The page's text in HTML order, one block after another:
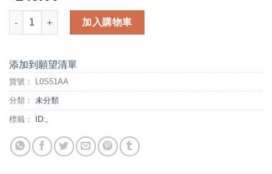
HP 955 Cyan Original Ink Cartridge (L0S51AA) 數量
加入購物車
添加到願望清單
貨號： L0S51AA
分類： 未分類
標籤： ID:,